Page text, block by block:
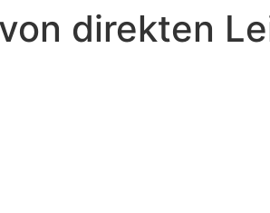
direkten